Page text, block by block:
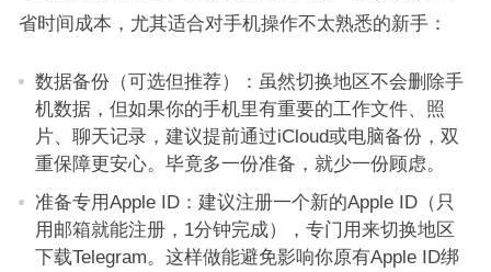
省时间成本，尤其适合对手机操作不太熟悉的新手：
数据备份（可选但推荐）：虽然切换地区不会删除手
机数据，但如果你的手机里有重要的工作文件、照
片、聊天记录，建议提前通过iCloud或电脑备份，双
重保障更安心。毕竟多一份准备，就少一份顾虑。
准备专用Apple ID：建议注册一个新的Apple ID（只
用邮箱就能注册，1分钟完成），专门用来切换地区
下载Telegram。这样做能避免影响你原有Apple ID绑